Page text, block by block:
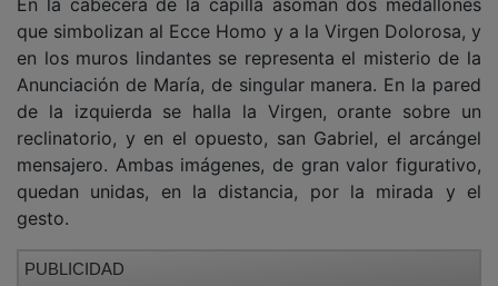
que simbolizan al Ecce Homo y a la Virgen Dolorosa, y
en los muros lindantes se representa el misterio de la
Anunciación de María, de singular manera. En la pared
de la izquierda se halla la Virgen, orante sobre un
reclinatorio, y en el opuesto, san Gabriel, el arcángel
mensajero. Ambas imágenes, de gran valor figurativo,
quedan unidas, en la distancia, por la mirada y el
gesto.